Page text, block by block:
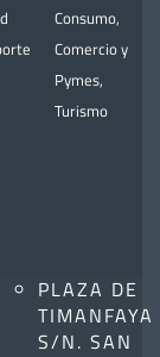
Consumo,
Comercio y
Pymes,
Turismo
PLAZA DE
TIMANFAYA
S/N. SAN